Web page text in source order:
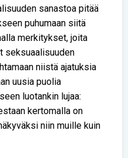
sanastoa pitää
puhumaan siitä
merkitykset, joita
seksuaalisuuden
niistä ajatuksia
uusia puolia
luotankin lujaa:
kertomalla on
niin muille kuin